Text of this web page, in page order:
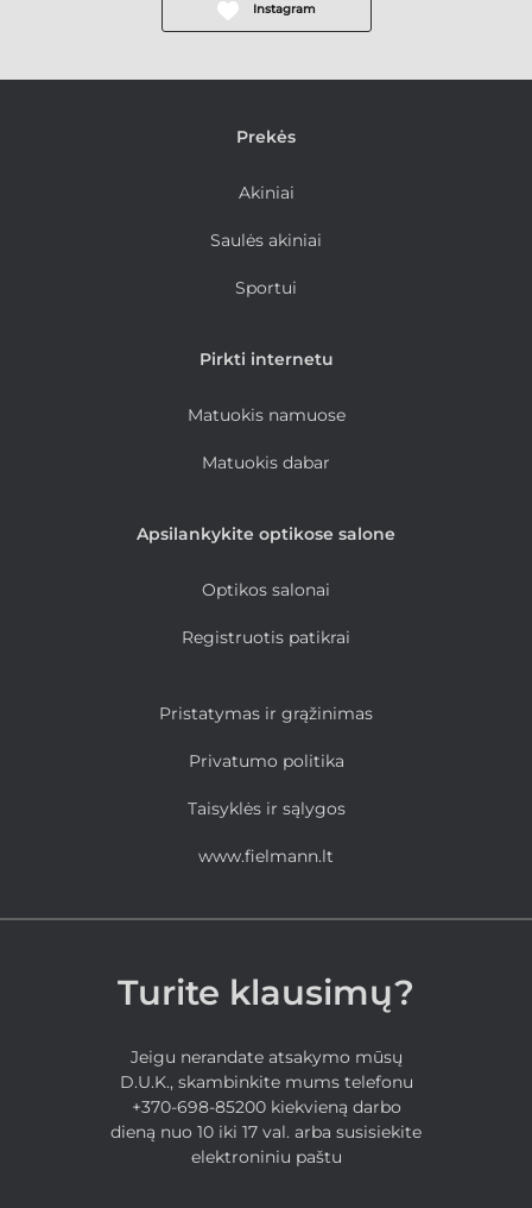
Instagram
Prekės
Akiniai
Saulės akiniai
Sportui
Pirkti internetu
Matuokis namuose
Matuokis dabar
Apsilankykite optikose salone
Optikos salonai
Registruotis patikrai
Pristatymas ir grąžinimas
Privatumo politika
Taisyklės ir sąlygos
www.fielmann.lt
Turite klausimų?
Jeigu nerandate atsakymo mūsų
D.U.K., skambinkite mums telefonu
+370-698-85200 kiekvieną darbo
dieną nuo 10 iki 17 val. arba susisiekite
elektroniniu paštu